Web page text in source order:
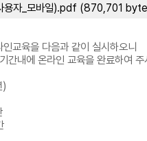
용자_모바일).pdf (870,701
교육을 다음과 같이 실시하오니
간내에 온라인 교육을 완료하여
)